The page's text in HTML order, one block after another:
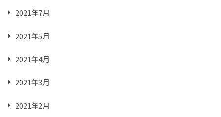
2021年7月
2021年5月
2021年4月
2021年3月
2021年2月